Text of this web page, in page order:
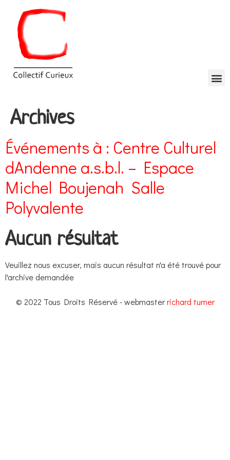
Archives
Événements à : Centre Culturel
dAndenne a.s.b.l. – Espace
Michel Boujenah  Salle
Polyvalente
Aucun résultat
Veuillez nous excuser, mais aucun résultat n'a été trouvé pour
l'archive demandée
© 2022 Tous Droits Réservé - webmasterrichard turner